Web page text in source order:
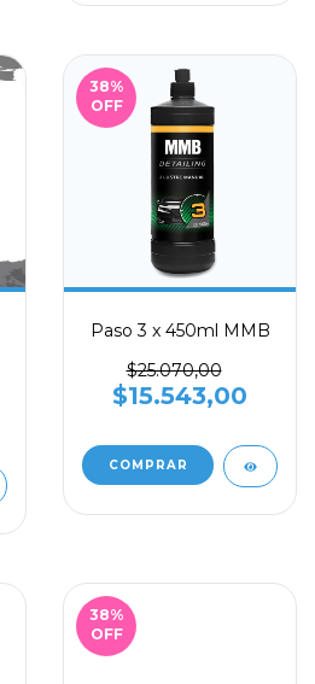
38%
OFF
Paso 3 x 450ml MMB
$25.070,00
$15.543,00
38%
OFF